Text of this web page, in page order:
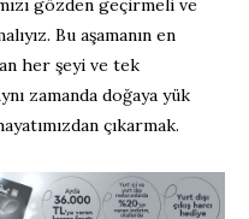
gözden geçirmeli ve
Bu aşamanın en
her şeyi ve tek
zamanda doğaya yük
çıkarmak.